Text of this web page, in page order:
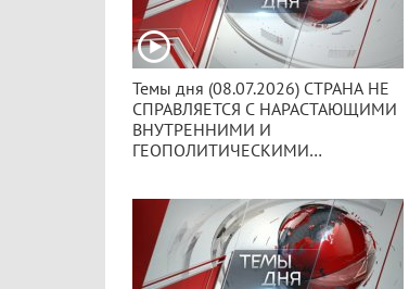
Темы дня (08.07.2026) СТРАНА НЕ
СПРАВЛЯЕТСЯ С НАРАСТАЮЩИМИ
ВНУТРЕННИМИ И
ГЕОПОЛИТИЧЕСКИМИ
ДИАЛОГУ С ОППОЗИЦИЕЙ.